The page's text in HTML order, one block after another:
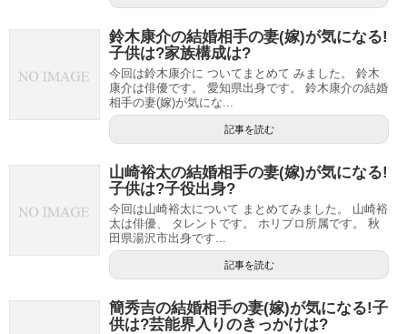
鈴木康介の結婚相手の妻(嫁)が気になる!
子供は?家族構成は?
今回は鈴木康介に ついてまとめて みました。 鈴木
康介は俳優です。 愛知県出身です。 鈴木康介の結婚
相手の妻(嫁)が気にな...
記事を読む
山崎裕太の結婚相手の妻(嫁)が気になる!
子供は?子役出身?
今回は山崎裕太について まとめてみました。 山崎裕
太は俳優、 タレントです。 ホリプロ所属です。 秋
田県湯沢市出身です...
記事を読む
簡秀吉の結婚相手の妻(嫁)が気になる!子
供は?芸能界入りのきっかけは?